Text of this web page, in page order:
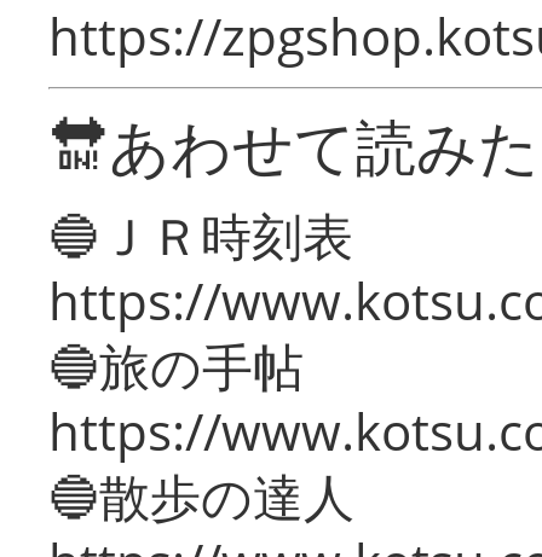
https://
🔛あわせて読み
🔵ＪＲ時刻表
https://
🔵旅の手帖
https://
🔵散歩の達人